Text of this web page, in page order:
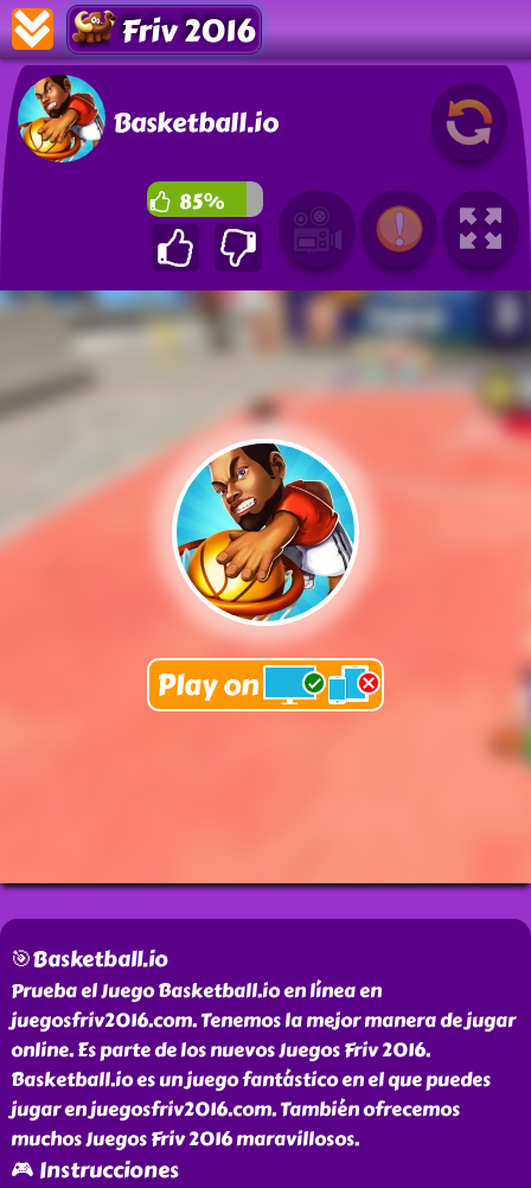
Friv 2016
Basketball.io
85%
🎯Basketball.io
Prueba el Juego Basketball.io en línea en
juegosfriv2016.com. Tenemos la mejor manera de jugar
online. Es parte de los nuevos Juegos Friv 2016.
Basketball.io es un juego fantástico en el que puedes
jugar en juegosfriv2016.com. También ofrecemos
muchos Juegos Friv 2016 maravillosos.
🎮 Instrucciones